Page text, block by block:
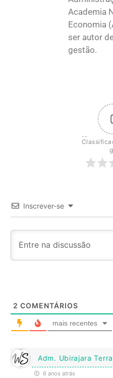
Academia
Economia
ser autor
gestão.
Inscrever-se
2 COMENTÁRIOS
mais recentes
Adm. Ubirajara Terra
6 anos atrás